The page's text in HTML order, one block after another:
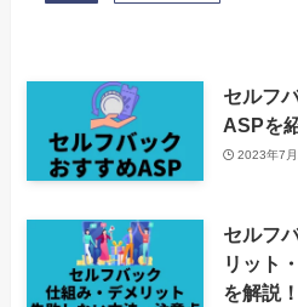
セルフ
ASPを
2023年7
セルフ
リット
を解説！